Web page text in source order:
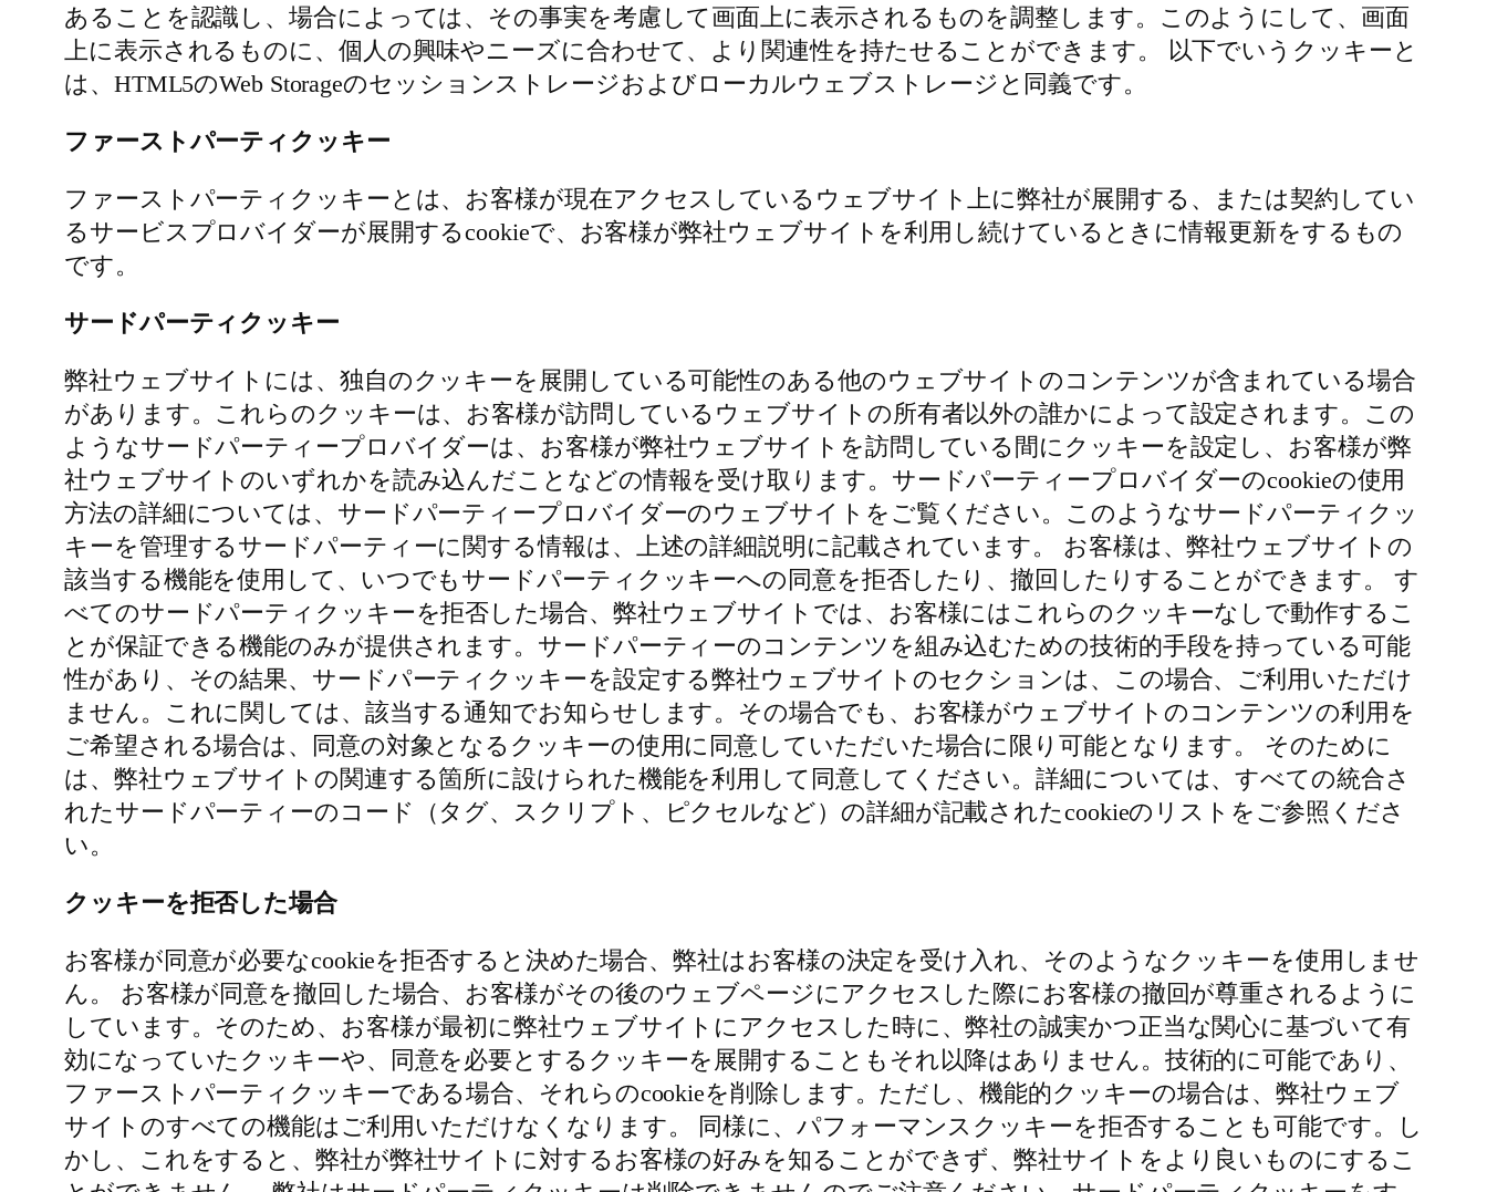
あることを認識し、場合によっては、その事実を考慮して画面上に表示されるものを調整します。このようにして、画面
上に表示されるものに、個人の興味やニーズに合わせて、より関連性を持たせることができます。 以下でいうクッキーと
は、HTML5のWeb Storageのセッションストレージおよびローカルウェブストレージと同義です。
ファーストパーティクッキー
ファーストパーティクッキーとは、お客様が現在アクセスしているウェブサイト上に弊社が展開する、または契約してい
るサービスプロバイダーが展開するcookieで、お客様が弊社ウェブサイトを利用し続けているときに情報更新をするもの
です。
サードパーティクッキー
弊社ウェブサイトには、独自のクッキーを展開している可能性のある他のウェブサイトのコンテンツが含まれている場合
があります。これらのクッキーは、お客様が訪問しているウェブサイトの所有者以外の誰かによって設定されます。この
ようなサードパーティープロバイダーは、お客様が弊社ウェブサイトを訪問している間にクッキーを設定し、お客様が弊
社ウェブサイトのいずれかを読み込んだことなどの情報を受け取ります。サードパーティープロバイダーのcookieの使用
方法の詳細については、サードパーティープロバイダーのウェブサイトをご覧ください。このようなサードパーティクッ
キーを管理するサードパーティーに関する情報は、上述の詳細説明に記載されています。 お客様は、弊社ウェブサイトの
該当する機能を使用して、いつでもサードパーティクッキーへの同意を拒否したり、撤回したりすることができます。 す
べてのサードパーティクッキーを拒否した場合、弊社ウェブサイトでは、お客様にはこれらのクッキーなしで動作するこ
とが保証できる機能のみが提供されます。サードパーティーのコンテンツを組み込むための技術的手段を持っている可能
性があり、その結果、サードパーティクッキーを設定する弊社ウェブサイトのセクションは、この場合、ご利用いただけ
ません。これに関しては、該当する通知でお知らせします。その場合でも、お客様がウェブサイトのコンテンツの利用を
ご希望される場合は、同意の対象となるクッキーの使用に同意していただいた場合に限り可能となります。 そのために
は、弊社ウェブサイトの関連する箇所に設けられた機能を利用して同意してください。詳細については、すべての統合さ
れたサードパーティーのコード（タグ、スクリプト、ピクセルなど）の詳細が記載されたcookieのリストをご参照くださ
い。
クッキーを拒否した場合
お客様が同意が必要なcookieを拒否すると決めた場合、弊社はお客様の決定を受け入れ、そのようなクッキーを使用しませ
ん。 お客様が同意を撤回した場合、お客様がその後のウェブページにアクセスした際にお客様の撤回が尊重されるように
しています。そのため、お客様が最初に弊社ウェブサイトにアクセスした時に、弊社の誠実かつ正当な関心に基づいて有
効になっていたクッキーや、同意を必要とするクッキーを展開することもそれ以降はありません。技術的に可能であり、
ファーストパーティクッキーである場合、それらのcookieを削除します。ただし、機能的クッキーの場合は、弊社ウェブ
サイトのすべての機能はご利用いただけなくなります。 同様に、パフォーマンスクッキーを拒否することも可能です。し
かし、これをすると、弊社が弊社サイトに対するお客様の好みを知ることができず、弊社サイトをより良いものにするこ